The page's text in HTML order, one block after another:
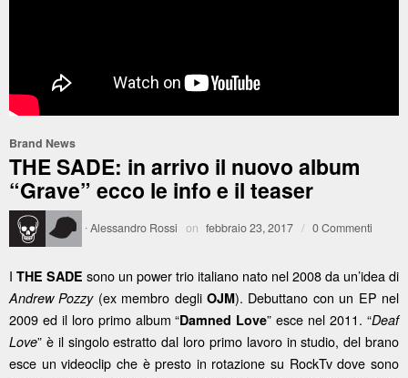
Brand News
THE SADE: in arrivo il nuovo album
“Grave” ecco le info e il teaser
·Alessandro Rossi on febbraio 23, 2017 / 0 Commenti
I THE SADE sono un power trio italiano nato nel 2008 da un’idea di
Andrew Pozzy(ex membro degliOJM). Debuttano con un EP nel
2009 ed il loro primo album “Damned Love” esce nel 2011. “Deaf
Love” è il singolo estratto dal loro primo lavoro in studio, del brano
esce un videoclip che è presto in rotazione su RockTv dove sono